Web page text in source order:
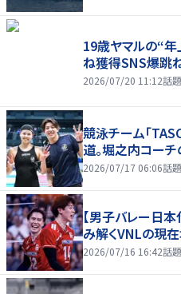
19歳ヤマルの“
ね獲得SNS爆跳
2026/07/20 11:12話
競泳チーム「
道。堀之内コー
2026/07/17 06:06話
【男子バレー日
み解くVNLの現
2026/07/16 16:42話